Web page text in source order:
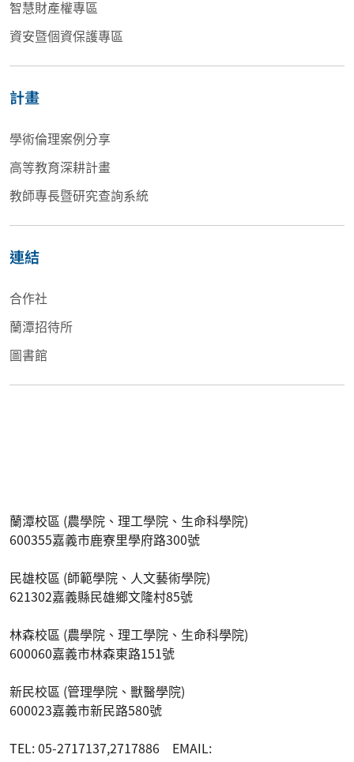
智慧財產權專區
資安暨個資保護專區
計畫
學術倫理案例分享
高等教育深耕計畫
教師專長暨研究查詢系統
連結
合作社
蘭潭招待所
圖書館
蘭潭校區 (農學院、理工學院、生命科學院)
600355嘉義市鹿寮里學府路300號
民雄校區 (師範學院、人文藝術學院)
621302嘉義縣民雄鄉文隆村85號
林森校區 (農學院、理工學院、生命科學院)
600060嘉義市林森東路151號
新民校區 (管理學院、獸醫學院)
600023嘉義市新民路580號
TEL: 05-2717137,2717886 EMAIL: